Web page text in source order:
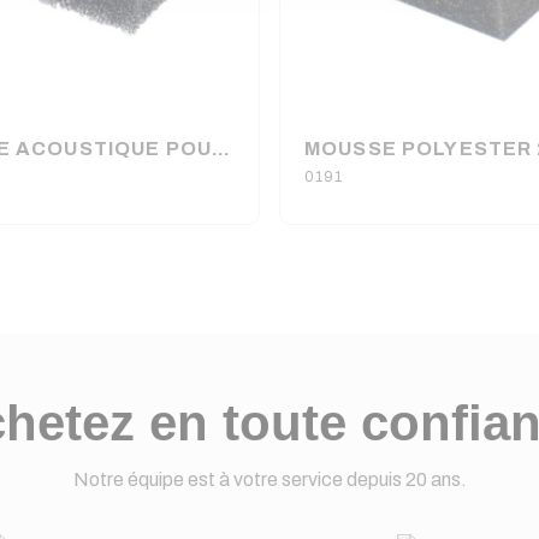
MOUSSE ACOUSTIQUE POUR FACADE ENCEINTE 200 X 100 X 2,5 cm
0191
en toute
Notre équipe est à votre service depuis 20 ans.